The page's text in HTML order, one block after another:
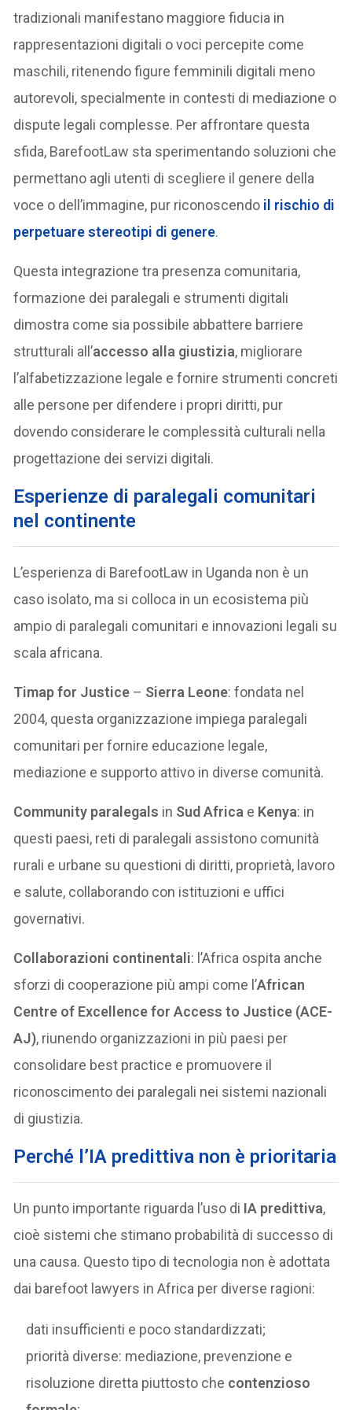
tradizionali manifestano maggiore fiducia in
rappresentazioni digitali o voci percepite come
maschili, ritenendo figure femminili digitali meno
autorevoli, specialmente in contesti di mediazione o
dispute legali complesse. Per affrontare questa
sfida, BarefootLaw sta sperimentando soluzioni che
permettano agli utenti di scegliere il genere della
voce o dell’immagine, pur riconoscendo il rischio di
perpetuarestereotipi di genere.
Questa integrazione tra presenza comunitaria,
formazione dei paralegali e strumenti digitali
dimostra come sia possibile abbattere barriere
strutturali all’accesso alla giustizia, migliorare
l’alfabetizzazione legale e fornire strumenti concreti
alle persone per difendere i propri diritti, pur
dovendo considerare le complessità culturali nella
progettazione dei servizi digitali.
Esperienze di paralegali comunitari
nel continente
L’esperienza di BarefootLaw in Uganda non è un
caso isolato, ma si colloca in un ecosistema più
ampio di paralegali comunitari e innovazioni legali su
scala africana.
Timap for Justice – Sierra Leone: fondata nel
2004, questa organizzazione impiega paralegali
comunitari per fornire educazione legale,
mediazione e supporto attivo in diverse comunità.
Community paralegals in Sud Africa e Kenya: in
questi paesi, reti di paralegali assistono comunità
rurali e urbane su questioni di diritti, proprietà, lavoro
e salute, collaborando con istituzioni e uffici
governativi.
Collaborazioni continentali: l’Africa ospita anche
sforzi di cooperazione più ampi come l’African
Centre of Excellence for Access to Justice (ACE-
AJ), riunendo organizzazioni in più paesi per
consolidare best practice e promuovere il
riconoscimento dei paralegali nei sistemi nazionali
di giustizia.
Perché l’IA predittiva non è prioritaria
Un punto importante riguarda l’uso di IA predittiva,
cioè sistemi che stimano probabilità di successo di
una causa. Questo tipo di tecnologia non è adottata
dai barefoot lawyers in Africa per diverse ragioni:
dati insufficienti e poco standardizzati;
priorità diverse: mediazione, prevenzione e
risoluzione diretta piuttosto che contenzioso